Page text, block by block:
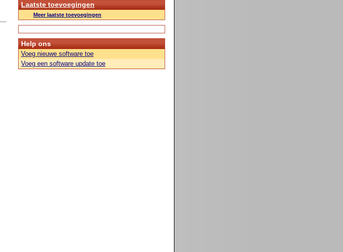
Laatste toevoegingen
Meer laatste toevoegingen
Help ons
Voeg nieuwe software toe
Voeg een software update toe